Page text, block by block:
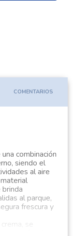
COMENTARIOS
combinación
siendo el
al aire
al parque,
frescura y
se